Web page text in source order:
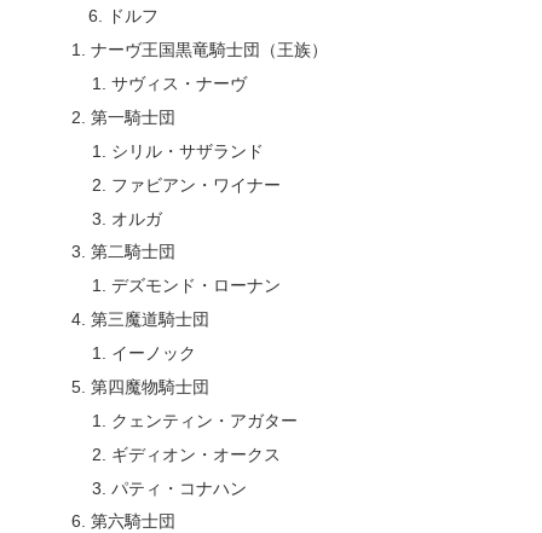
ドルフ
ナーヴ王国黒竜騎士団（王族）
サヴィス・ナーヴ
第一騎士団
シリル・サザランド
ファビアン・ワイナー
オルガ
第二騎士団
デズモンド・ローナン
第三魔道騎士団
イーノック
第四魔物騎士団
クェンティン・アガター
ギディオン・オークス
パティ・コナハン
第六騎士団